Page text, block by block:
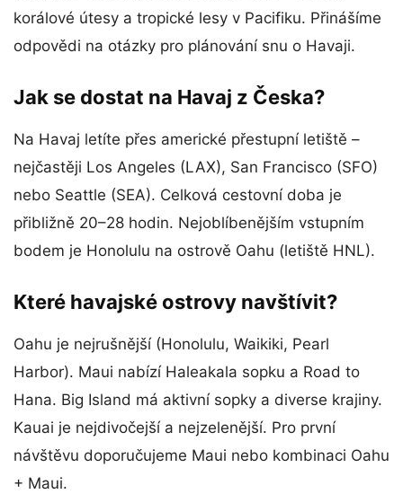
korálové útesy a tropické lesy v Pacifiku. Přinášíme
odpovědi na otázky pro plánování snu o Havaji.
Jak se dostat na Havaj z Česka?
Na Havaj letíte přes americké přestupní letiště –
nejčastěji Los Angeles (LAX), San Francisco (SFO)
nebo Seattle (SEA). Celková cestovní doba je
přibližně 20–28 hodin. Nejoblíbenějším vstupním
bodem je Honolulu na ostrově Oahu (letiště HNL).
Které havajské ostrovy navštívit?
Oahu je nejrušnější (Honolulu, Waikiki, Pearl
Harbor). Maui nabízí Haleakala sopku a Road to
Hana. Big Island má aktivní sopky a diverse krajiny.
Kauai je nejdivočejší a nejzelenější. Pro první
návštěvu doporučujeme Maui nebo kombinaci Oahu
+ Maui.